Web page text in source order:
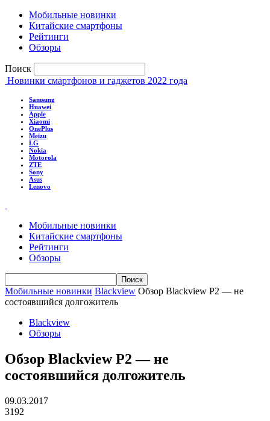
Мобильные новинки
Китайские смартфоны
Рейтинги
Обзоры
Поиск
Новинки смартфонов и гаджетов 2022 года
Samsung
Huawei
Apple
Xiaomi
OnePlus
Meizu
LG
Nokia
Motorola
ZTE
Sony
Asus
Lenovo
Мобильные новинки
Китайские смартфоны
Рейтинги
Обзоры
Мобильные новинки Blackview Обзор Blackview P2 — не
состоявшийся долгожитель
Blackview
Обзоры
Обзор Blackview P2 — не
состоявшийся долгожитель
09.03.2017
3192